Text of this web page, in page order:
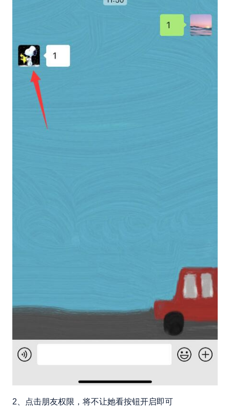
2、点击朋友权限，将不让她看按钮开启即可